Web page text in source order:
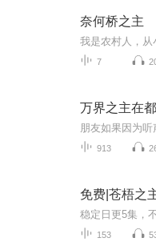
奈何桥之主
7
万界之主在
913
免费|苍梧之
153